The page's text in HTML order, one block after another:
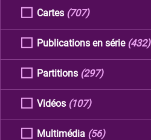
Cartes (707)
Publications en série (432)
Partitions (297)
Vidéos (107)
Multimédia (56)